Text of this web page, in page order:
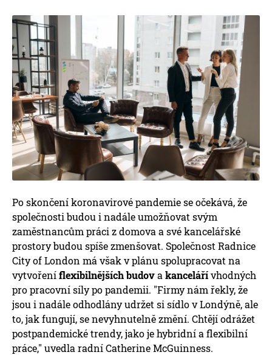
Po skončení koronavirové pandemie se očekává, že
společnosti budou i nadále umožňovat svým
zaměstnancům práci z domova a své kancelářské
prostory budou spíše zmenšovat. Společnost Radnice
City of London má však v plánu spolupracovat na
vytvořeníflexibilnějších budova kancelářívhodných
pro pracovní síly po pandemii. "Firmy nám řekly, že
jsou i nadále odhodlány udržet si sídlo v Londýně, ale
to, jak fungují, se nevyhnutelně změní. Chtějí odrážet
postpandemické trendy, jako je hybridní a flexibilní
práce," uvedla radní Catherine McGuinness.